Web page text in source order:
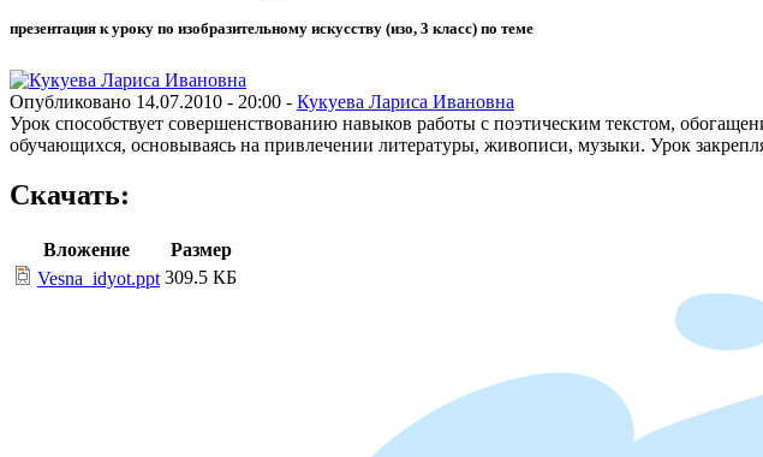
презентация к уроку по изобразительному искусству (изо, 3 класс) по теме
Опубликовано 14.07.2010 - 20:00 - Кукуева Лариса Ивановна
Урок способствует совершенствованию навыков работы с поэтическим текстом,
обучающихся, основываясь на привлечении литературы, живописи, музыки. Урок
Скачать:
Вложение
Размер
Vesna_idyot.ppt 309.5 КБ